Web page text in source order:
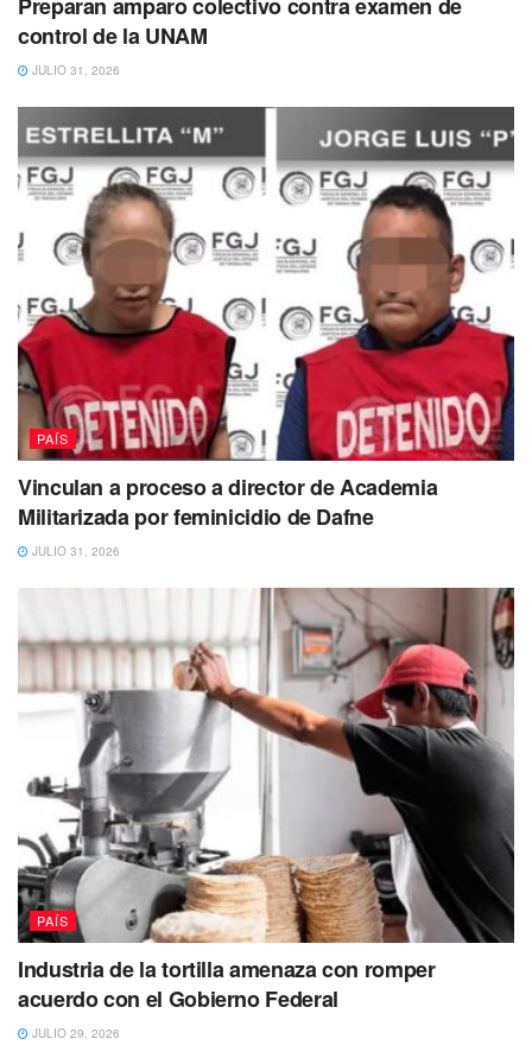
Indicó que 11 heridos están en el Hospital General de
Asimismo, en el ISSSTE hay dos personas estables.
Puedes volver a Leer
control de la UNAM
JULIO 31, 2026
PAÍS
Vinculan a proceso a director de Academia
Militarizada por feminicidio de Dafne
JULIO 31, 2026
PAÍS
Industria de la tortilla amenaza con romper
acuerdo con el Gobierno Federal
JULIO 29, 2026